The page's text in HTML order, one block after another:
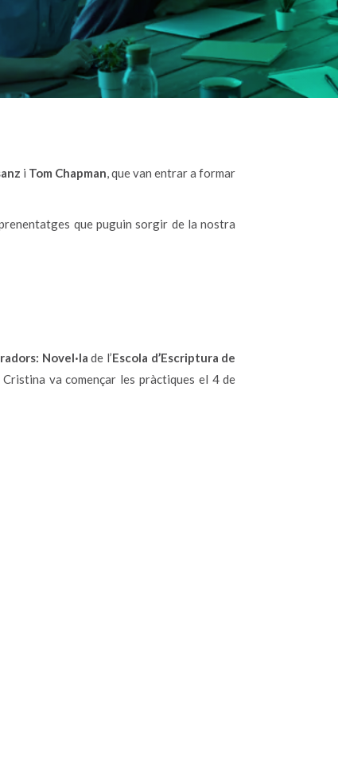
i Tom Chapman, que van entrar a formar
que puguin sorgir de la nostra
Novel·la de l’Escola d’Escriptura de
Cristina va començar les pràctiques el 4 de